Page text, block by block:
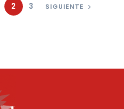
2 3 SIGUIENTE